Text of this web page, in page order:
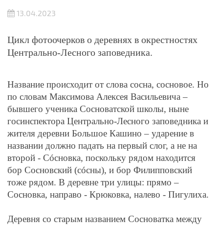
13.04.2023
Цикл фотоочерков о деревнях в окрестностях
Центрально-Лесного заповедника.
Название происходит от слова сосна, сосновое. Но
по словам Максимова Алексея Васильевича –
бывшего ученика Сосноватской школы, ныне
госинспектора Центрально-Лесного заповедника и
жителя деревни Большое Кашино – ударение в
названии должно падать на первый слог, а не на
второй - Сóсновка, поскольку рядом находится
бор Сосновский (сóсны), и бор Филипповский
тоже рядом. В деревне три улицы: прямо –
Сосновка, направо - Крюковка, налево - Пигулиха.
Деревня со старым названием Сосноватка между